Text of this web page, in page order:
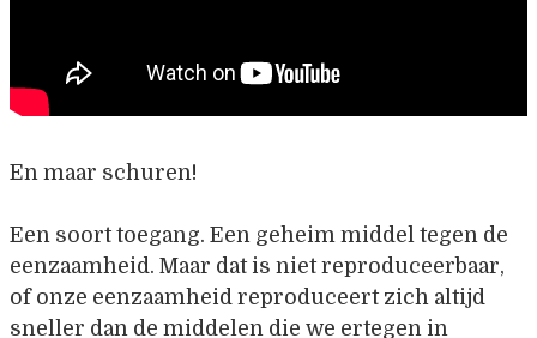
En maar schuren!
Een soort toegang. Een geheim middel tegen de
eenzaamheid. Maar dat is niet reproduceerbaar,
of onze eenzaamheid reproduceert zich altijd
sneller dan de middelen die we ertegen in